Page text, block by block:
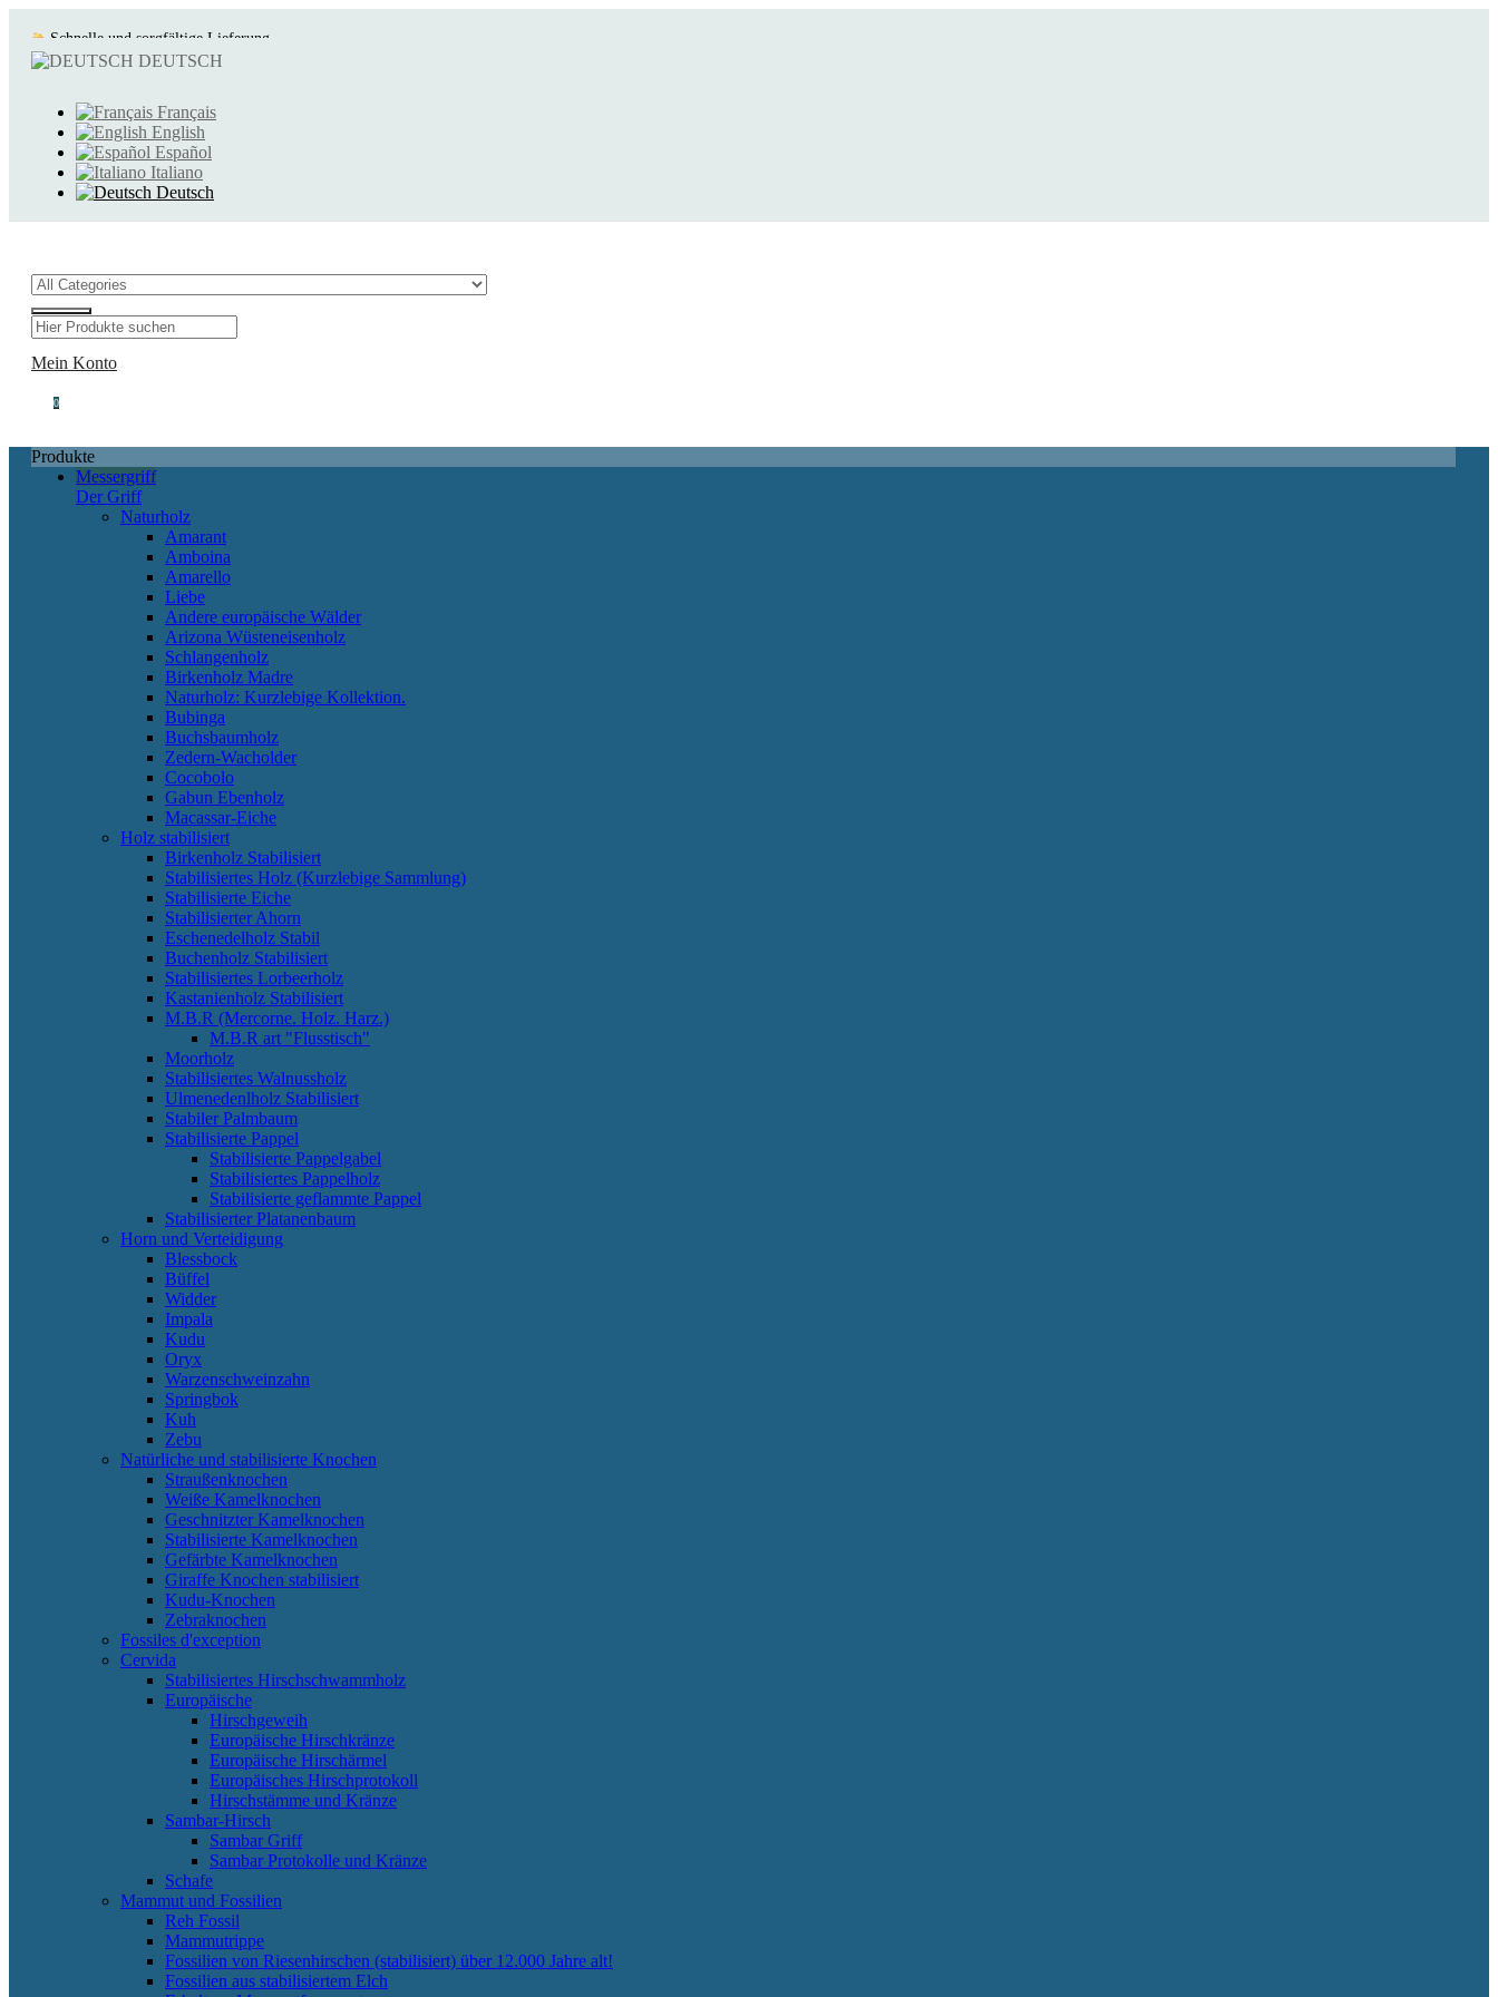
Schnelle und sorgfältige Lieferung
Außergewöhnliche Produkte
DEUTSCH
Français
English
Español
Italiano
Deutsch
Mein Konto
0
Produkte
Messergriff
Der Griff
Naturholz
Amarant
Amboina
Amarello
Liebe
Andere europäische Wälder
Arizona Wüsteneisenholz
Schlangenholz
Birkenholz Madre
Naturholz: Kurzlebige Kollektion.
Bubinga
Buchsbaumholz
Zedern-Wacholder
Cocobolo
Gabun Ebenholz
Macassar-Eiche
Holz stabilisiert
Birkenholz Stabilisiert
Stabilisiertes Holz (Kurzlebige Sammlung)
Stabilisierte Eiche
Stabilisierter Ahorn
Eschenedelholz Stabil
Buchenholz Stabilisiert
Stabilisiertes Lorbeerholz
Kastanienholz Stabilisiert
M.B.R (Mercorne. Holz. Harz.)
M.B.R art "Flusstisch"
Moorholz
Stabilisiertes Walnussholz
Ulmenedenlholz Stabilisiert
Stabiler Palmbaum
Stabilisierte Pappel
Stabilisierte Pappelgabel
Stabilisiertes Pappelholz
Stabilisierte geflammte Pappel
Stabilisierter Platanenbaum
Horn und Verteidigung
Blessbock
Büffel
Widder
Impala
Kudu
Oryx
Warzenschweinzahn
Springbok
Kuh
Zebu
Natürliche und stabilisierte Knochen
Straußenknochen
Weiße Kamelknochen
Geschnitzter Kamelknochen
Stabilisierte Kamelknochen
Gefärbte Kamelknochen
Giraffe Knochen stabilisiert
Kudu-Knochen
Zebraknochen
Fossiles d'exception
Cervida
Stabilisiertes Hirschschwammholz
Europäische
Hirschgeweih
Europäische Hirschkränze
Europäische Hirschärmel
Europäisches Hirschprotokoll
Hirschstämme und Kränze
Sambar-Hirsch
Sambar Griff
Sambar Protokolle und Kränze
Schafe
Mammut und Fossilien
Reh Fossil
Mammutrippe
Fossilien von Riesenhirschen (stabilisiert) über 12.000 Jahre alt!
Fossilien aus stabilisiertem Elch